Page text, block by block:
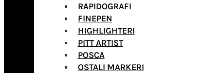
RAPIDOGRAFI
FINEPEN
HIGHLIGHTERI
PITT ARTIST
POSCA
OSTALI MARKERI